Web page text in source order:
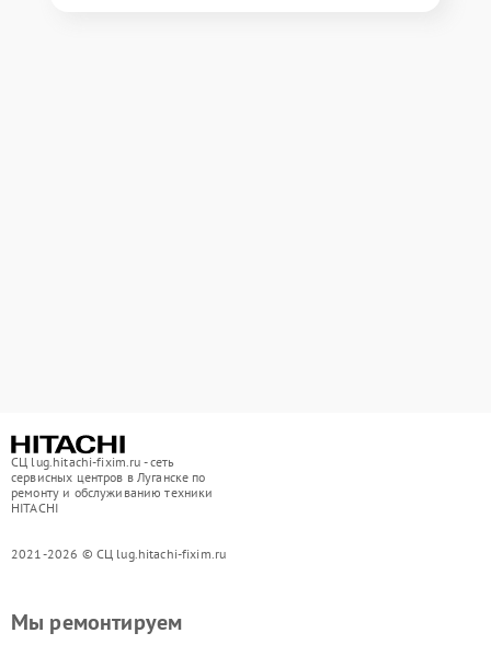
СЦ lug.hitachi-fixim.ru - сеть
сервисных центров в Луганске по
ремонту и обслуживанию техники
HITACHI
2021-2026 © СЦ lug.hitachi-fixim.ru
Мы ремонтируем